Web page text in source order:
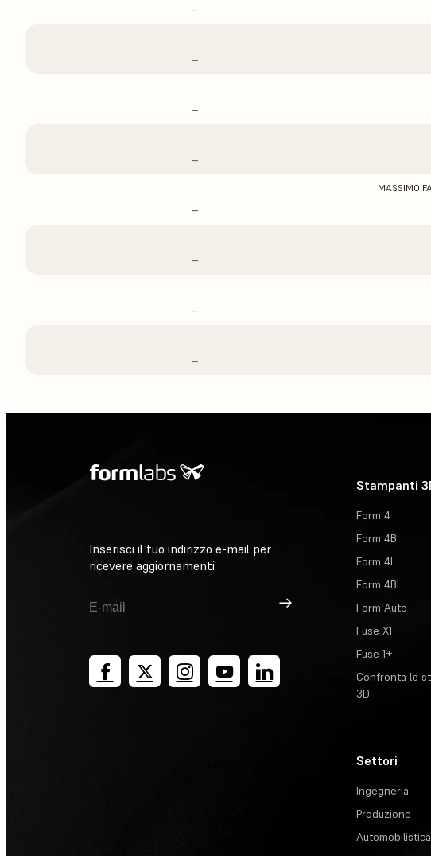
–
–
–
–
MASSIMO
–
–
–
–
Inserisci il tuo indirizzo e-mail per
ricevere aggiornamenti
Registrati
Stampanti
Form 4
Form 4B
Form 4L
Form 4BL
Form Auto
Fuse X1
Fuse 1+
Confronta le
3D
Settori
Ingegneria
Produzione
Automobilistica